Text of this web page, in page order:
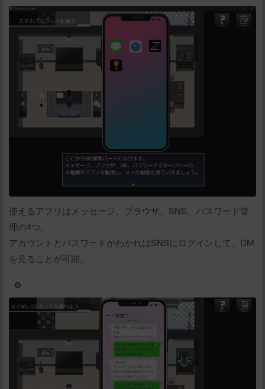
使えるアプリはメッセージ、ブラウザ、SNS、パスワード管
理の4つ。
アカウントとパスワードがわかればSNSにログインして、DM
を見ることが可能。